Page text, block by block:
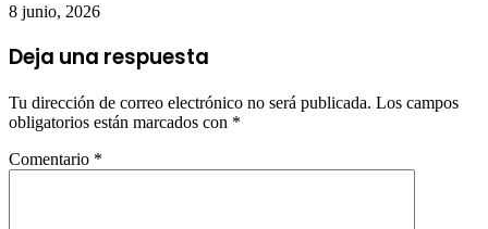
8 junio, 2026
Deja una respuesta
Tu dirección de correo electrónico no será publicada. Los campos
obligatorios están marcados con *
Comentario *